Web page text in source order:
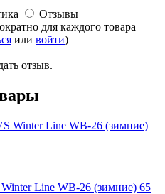
Отзывы
для каждого товара
или войти)
отзыв.
Line WB-26 (зимние) 65